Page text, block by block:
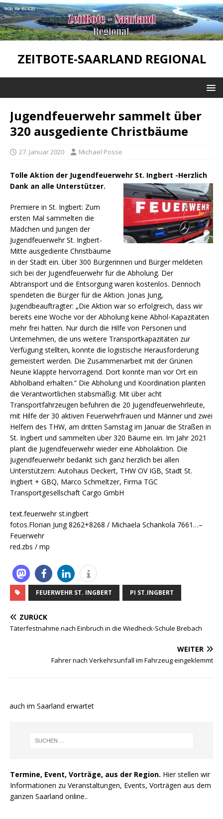
ZEITBOTE-SAARLAND REGIONAL
Jugendfeuerwehr sammelt über
320 ausgediente Christbäume
27. Januar 2020 Michael Posse
Tolle Aktion der Jugendfeuerwehr St. Ingbert -Herzlich
Dank an alle Unterstützer.
Premiere in St. Ingbert: Zum
ersten Mal sammelten die
Mädchen und Jungen der
Jugendfeuerwehr St. Ingbert-
Mitte ausgediente Christbäume
in der Stadt ein. Über 300 Bürgerinnen und Bürger meldeten
sich bei der Jugendfeuerwehr für die Abholung. Der
Abtransport und die Entsorgung waren kostenlos. Dennoch
spendeten die Bürger für die Aktion. Jonas Jung,
Jugendbeauftragter: „Die Aktion war so erfolgreich, dass wir
bereits eine Woche vor der Abholung keine Abhol-Kapazitäten
mehr frei hatten. Nur durch die Hilfe von Personen und
Unternehmen, die uns weitere Transportkapazitäten zur
Verfügung stellten, konnte die logistische Herausforderung
gemeistert werden. Die Zusammenarbeit mit der Grünen
Neune klappte hervorragend. Dort konnte man vor Ort ein
Abholband erhalten.“ Die Abholung und Koordination planten
die Verantwortlichen stabsmäßig. Mit über acht
Transportfahrzeugen befuhren die 20 Jugendfeuerwehrleute,
mit Hilfe der 30 aktiven Feuerwehrfrauen und Männer und zwei
Helfern des THW, am dritten Samstag im Januar die Straßen in
St. Ingbert und sammelten über 320 Bäume ein. Im Jahr 2021
plant die Jugendfeuerwehr wieder eine Abholaktion. Die
Jugendfeuerwehr bedankt sich ganz herzlich bei allen
Unterstützern: Autohaus Deckert, THW OV IGB, Stadt St.
Ingbert + GBQ, Marco Schmeltzer, Firma TGC
Transportgesellschaft Cargo GmbH
text.feuerwehr st.ingbert
fotos.Florian Jung 8262+8268 / Michaela Schankola 7661…–
Feuerwehr
red.zbs / mp
FEUERWEHR ST. INGBERT PI ST.INGBERT
ZURÜCK
Täterfestnahme nach Einbruch in die Wiedheck-Schule Brebach
WEITER
Fahrer nach Verkehrsunfall im Fahrzeug eingeklemmt
auch im Saarland erwartet
Termine, Event, Vorträge, aus der Region. Hier stellen wir
Informationen zu Veranstaltungen, Events, Vorträgen aus dem
ganzen Saarland online..